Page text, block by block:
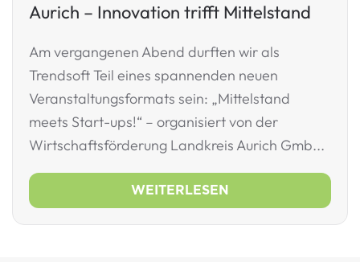
Aurich – Innovation trifft Mittelstand
Am vergangenen Abend durften wir als
Trendsoft Teil eines spannenden neuen
Veranstaltungsformats sein: „Mittelstand
meets Start-ups!“ – organisiert von der
Wirtschaftsförderung Landkreis Aurich Gmb...
WEITERLESEN